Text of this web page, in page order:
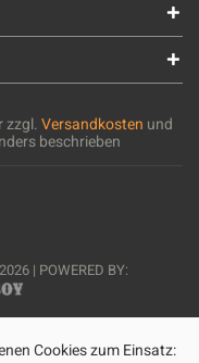
zzgl.Versandkosten und
beschrieben
| POWERED BY:
Cookies zum Einsatz: